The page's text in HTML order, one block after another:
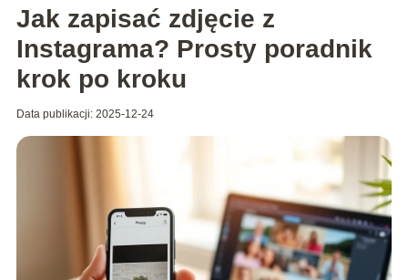
Prosty poradnik
krok po kroku
Jak zapisać zdjęcie z
Instagrama? Prosty poradnik
krok po kroku
Data publikacji: 2025-12-24